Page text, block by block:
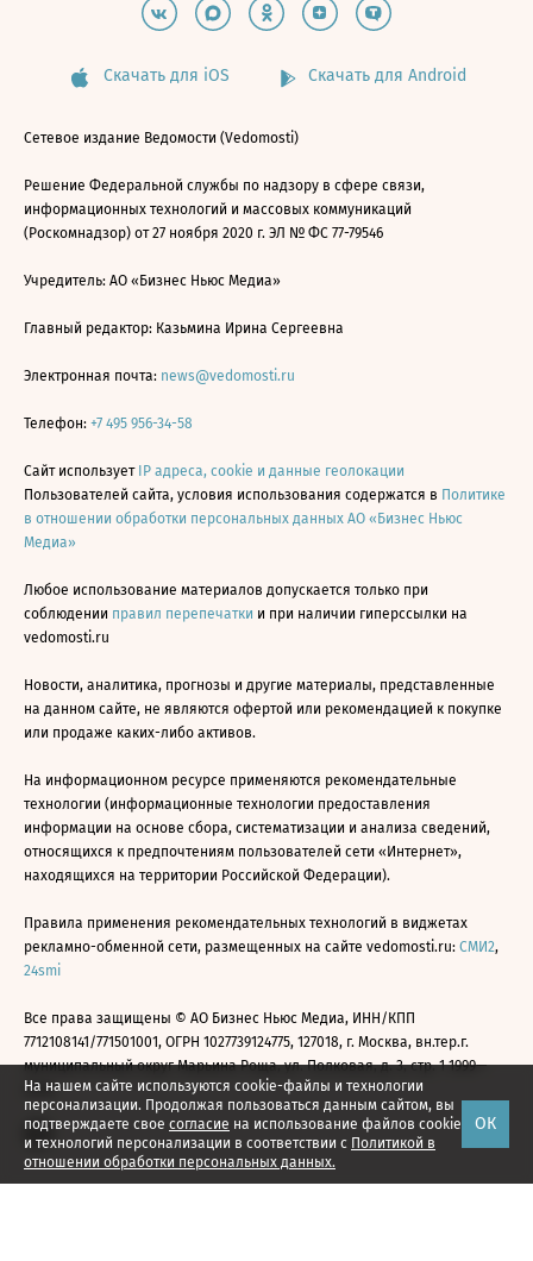
На нашем сайте используются cookie-файлы и технологии
персонализации. Продолжая пользоваться данным сайтом, вы
подтверждаете свое согласие на использование файлов cookie
и технологий персонализации в соответствии с Политикой в
отношении обработки персональных данных.
ОК
Скачать для iOS Скачать для Android
Сетевое издание Ведомости (Vedomosti)
Решение Федеральной службы по надзору в сфере связи,
информационных технологий и массовых коммуникаций
(Роскомнадзор) от 27 ноября 2020 г. ЭЛ № ФС 77-79546
Учредитель: АО «Бизнес Ньюс Медиа»
Главный редактор: Казьмина Ирина Сергеевна
Электронная почта: news@vedomosti.ru
Телефон: +7 495 956-34-58
Сайт использует IP адреса, cookie и данные геолокации
Пользователей сайта, условия использования содержатся в Политике
в отношении обработки персональных данных АО «Бизнес Ньюс
Медиа»
Любое использование материалов допускается только при
соблюдении правил перепечатки и при наличии гиперссылки на
vedomosti.ru
Новости, аналитика, прогнозы и другие материалы, представленные
на данном сайте, не являются офертой или рекомендацией к покупке
или продаже каких-либо активов.
На информационном ресурсе применяются рекомендательные
технологии (информационные технологии предоставления
информации на основе сбора, систематизации и анализа сведений,
относящихся к предпочтениям пользователей сети «Интернет»,
находящихся на территории Российской Федерации).
Правила применения рекомендательных технологий в виджетах
рекламно-обменной сети, размещенных на сайте vedomosti.ru: СМИ2,
24smi
Все права защищены © АО Бизнес Ньюс Медиа, ИНН/КПП
7712108141/771501001, ОГРН 1027739124775, 127018, г. Москва, вн.тер.г.
муниципальный округ Марьина Роща, ул. Полковая, д. 3, стр. 1 1999—
2026